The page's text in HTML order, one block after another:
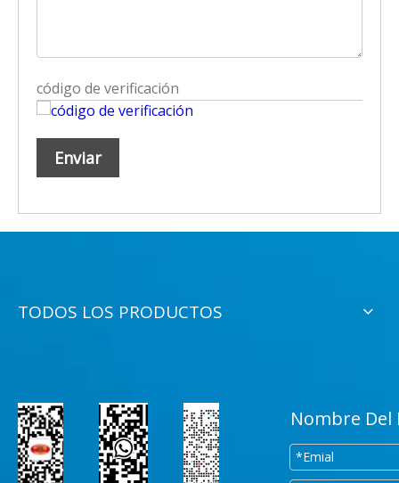
Enviar
TODOS LOS PRODUCTOS
Nombre